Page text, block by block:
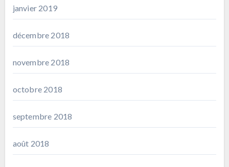
janvier 2019
décembre 2018
novembre 2018
octobre 2018
septembre 2018
août 2018